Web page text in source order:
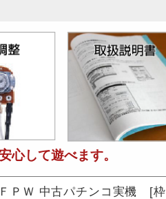
心して遊べます。
ＰＷ 中古パチンコ実機 [枠